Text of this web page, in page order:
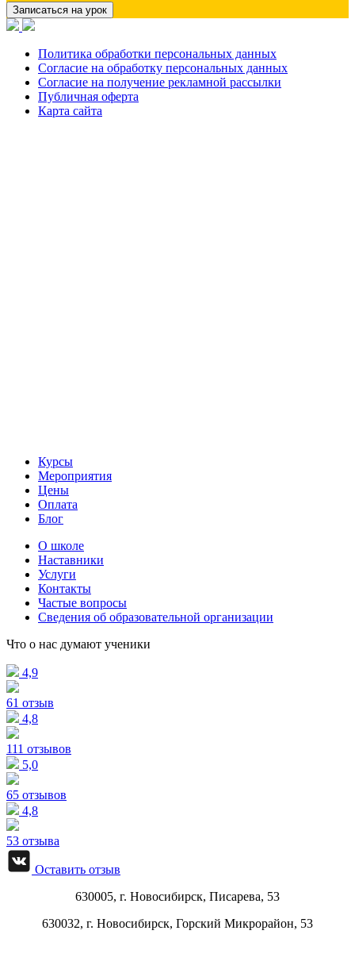
Записаться на урок
Политика обработки персональных данных
Согласие на обработку персональных данных
Согласие на получение рекламной рассылки
Публичная оферта
Карта сайта
Курсы
Мероприятия
Цены
Оплата
Блог
О школе
Наставники
Услуги
Контакты
Частые вопросы
Сведения об образовательной организации
Что о нас думают ученики
4,9
61 отзыв
4,8
111 отзывов
5,0
65 отзывов
4,8
53 отзыва
Оставить отзыв
630005, г. Новосибирск, Писарева, 53
630032, г. Новосибирск, Горский Микрорайон, 53